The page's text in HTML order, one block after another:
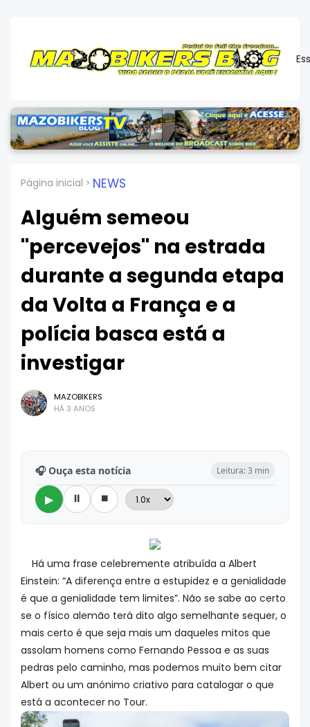
Página inicial NEWS
Alguém semeou
''percevejos'' na estrada
durante a segunda etapa
da Volta a França e a
polícia basca está a
investigar
MAZOBIKERS
HÁ 3 ANOS
🎧 Ouça esta notícia Leitura: 3 min
▶ ⏸ ⏹
Há uma frase celebremente atribuída a Albert
Einstein: “A diferença entre a estupidez e a genialidade
é que a genialidade tem limites”. Não se sabe ao certo
se o físico alemão terá dito algo semelhante sequer, o
mais certo é que seja mais um daqueles mitos que
assolam homens como Fernando Pessoa e as suas
pedras pelo caminho, mas podemos muito bem citar
Albert ou um anónimo criativo para catalogar o que
está a acontecer no Tour.